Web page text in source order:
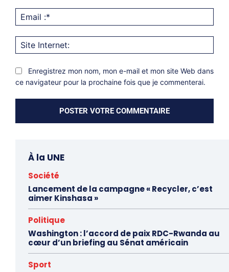
:*
Enregistrez mon nom, mon e-mail et mon site Web dans
ce navigateur pour la prochaine fois que je commenterai.
À la UNE
Société
Lancement de la campagne « Recycler, c’est
aimer Kinshasa »
Politique
Washington : l’accord de paix RDC-Rwanda au
cœur d’un briefing au Sénat américain
Sport